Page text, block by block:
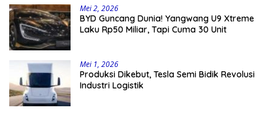
Mei 2, 2026
BYD Guncang Dunia! Yangwang U9 Xtreme
Laku Rp50 Miliar, Tapi Cuma 30 Unit
Mei 1, 2026
Produksi Dikebut, Tesla Semi Bidik Revolusi
Industri Logistik